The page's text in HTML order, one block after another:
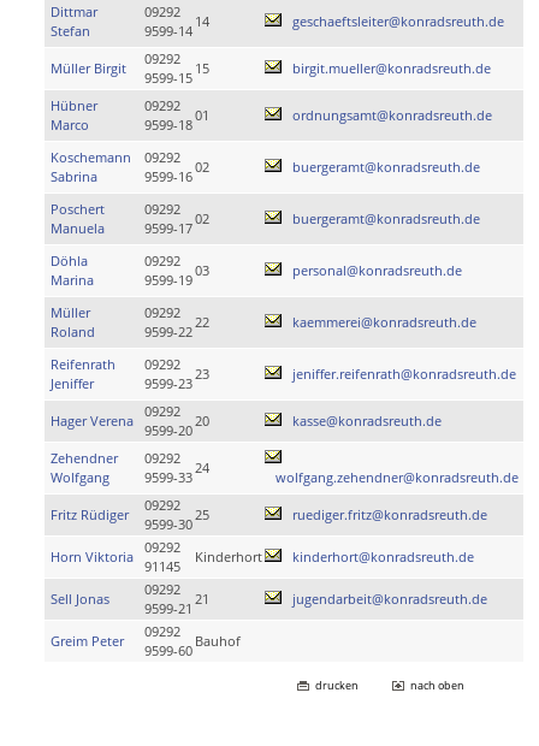
Dittmar
Stefan
09292
9599-14
14 geschaeftsleiter@konradsreuth.de
Müller Birgit
09292
9599-15
15 birgit.mueller@konradsreuth.de
Hübner
Marco
09292
9599-18
01 ordnungsamt@konradsreuth.de
Koschemann
Sabrina
09292
9599-16
02 buergeramt@konradsreuth.de
Poschert
Manuela
09292
9599-17
02 buergeramt@konradsreuth.de
Döhla
Marina
09292
9599-19
03 personal@konradsreuth.de
Müller
Roland
09292
9599-22
22 kaemmerei@konradsreuth.de
Reifenrath
Jeniffer
09292
9599-23
23 jeniffer.reifenrath@konradsreuth.de
Hager Verena
09292
9599-20
20 kasse@konradsreuth.de
Zehendner
Wolfgang
09292
9599-33
24
wolfgang.zehendner@konradsreuth.de
Fritz Rüdiger
09292
9599-30
25 ruediger.fritz@konradsreuth.de
Horn Viktoria
09292
91145
Kinderhort kinderhort@konradsreuth.de
Sell Jonas
09292
9599-21
21 jugendarbeit@konradsreuth.de
Greim Peter
09292
9599-60
Bauhof
drucken nach oben